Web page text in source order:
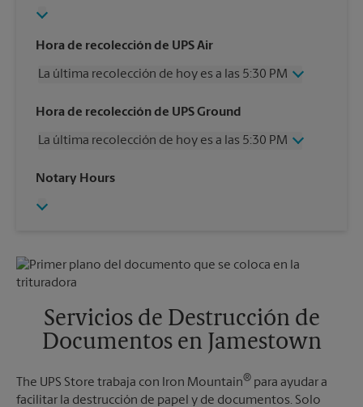
Hora de recolección de UPS Air
La última recolección de hoy es a las 5:30 PM
Miércoles
5:30 PM
Viernes
5:30 PM
Domingo
Hora de recolección de UPS Ground
La última recolección de hoy es a las 5:30 PM
Miércoles
Viernes
Lunes
5:30 PM
Martes
Notary Hours
Servicios de Destrucción de
Documentos en Jamestown
The UPS Store trabaja con Iron Mountain® para ayudar a
facilitar la destrucción de papel y de documentos. Solo